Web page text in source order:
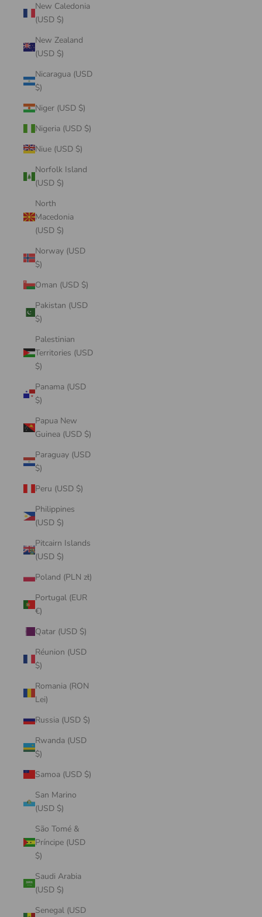
New Caledonia
(USD $)
New Zealand
(USD $)
Nicaragua (USD
$)
Niger (USD $)
Nigeria (USD $)
Niue (USD $)
Norfolk Island
(USD $)
North
Macedonia
(USD $)
Norway (USD
$)
Oman (USD $)
Pakistan (USD
$)
Palestinian
Territories (USD
$)
Panama (USD
$)
Papua New
Guinea (USD $)
Paraguay (USD
$)
Peru (USD $)
Philippines
(USD $)
Pitcairn Islands
(USD $)
Poland (PLN zł)
Portugal (EUR
€)
Qatar (USD $)
Réunion (USD
$)
Romania (RON
Lei)
Russia (USD $)
Rwanda (USD
$)
Samoa (USD $)
San Marino
(USD $)
São Tomé &
Príncipe (USD
$)
Saudi Arabia
(USD $)
Senegal (USD